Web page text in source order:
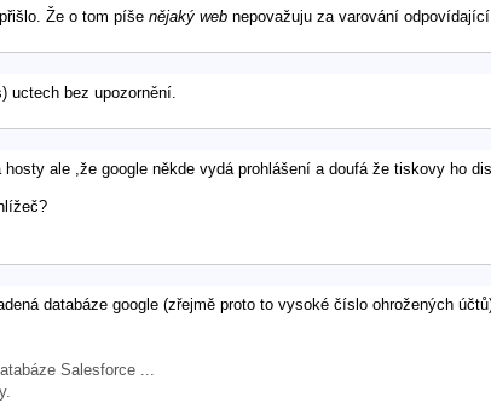
Že o tom píše nějaký web nepovažuju za varování
uctech bez upozornění.
ale ,že google někde vydá prohlášení a doufá že tiskovy ho
databáze google (zřejmě proto to vysoké číslo ohrožených
Salesforce ...